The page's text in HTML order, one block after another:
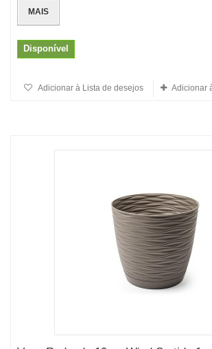
MAIS
Disponível
Adicionar à Lista de desejos Adicionar